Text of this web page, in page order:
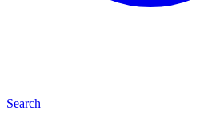
Search